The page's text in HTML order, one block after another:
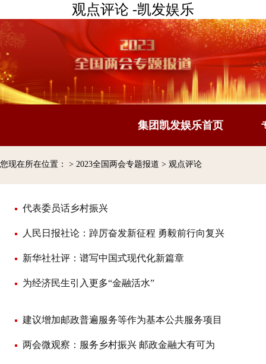
观点评论 -凯发娱乐
集团凯发娱乐首页
您现在所在位置： > 2023全国两会专题报道 > 观点评论
代表委员话乡村振兴
人民日报社论：踔厉奋发新征程 勇毅前行向复兴
新华社社评：谱写中国式现代化新篇章
为经济民生引入更多“金融活水”
建议增加邮政普遍服务等作为基本公共服务项目
两会微观察：服务乡村振兴 邮政金融大有可为